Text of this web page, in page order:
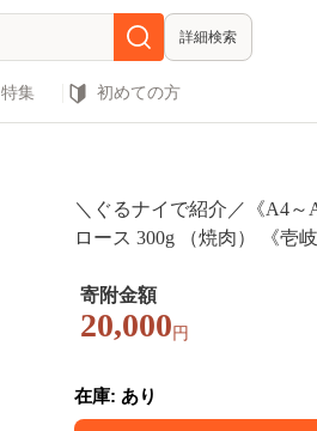
詳細検索
特集 初めての方
＼ぐるナイで紹介／《A4～
ロース 300g （焼肉） 《壱
赤身 BBQ のし プレゼント ギフト 20000 20000
円 2万円 ゴチになります 壱
寄附金額
20,000 円
在庫: あり